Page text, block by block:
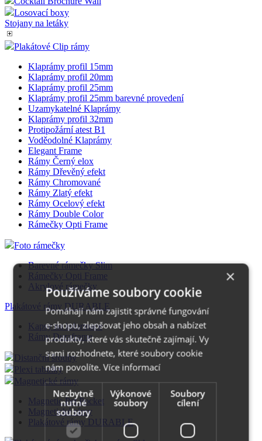
Losovací boxy
Stojany na letáky
Plakátové Clip rámy
Klaprámy profil 15mm
Klaprámy profil 20mm
Klaprámy profil 25mm
Klaprámy profil 25mm barevné provedení
Uzamykatelné Klaprámy
Klaprámy profil 32mm
Protipožární atest B1
Voděodolné Klaprámy
Elegant Frame
Rámy Černý elox
Rámy Dřevěný efekt
Rámy Chromované
Rámy Zlatý efekt
Rámy Ocelový efekt
Rámy Double Color
Rámečky Opti Frame
Foto rámečky
Barevné rámečky Slim
Rámečky Opti Frame
Akrylové rámečky
Kapsy na informace
Rámy Duraframe
Distanční šrouby
×
Používáme soubory cookie
Pomáhají nám zajistit správné fungování
e-shopu, zlepšovat jeho obsah a nabízet
produkty, které vás skutečně zajímají. Vy
sami rozhodnete, které soubory cookie
nám povolíte.Více informací
Nezbytně
nutné
soubory
Výkonové
soubory
Soubory
cílení